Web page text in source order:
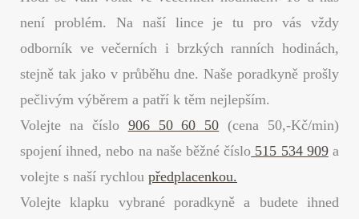
není problém. Na naší lince je tu pro vás vždy
odborník ve večerních i brzkých ranních hodinách,
stejně tak jako v průběhu dne. Naše poradkyně prošly
pečlivým výběrem a patří k těm nejlepším.
Volejte na číslo 906 50 60 50 (cena 50,-Kč/min)
spojení ihned, nebo na naše běžné číslo 515 534 909a
volejte s naší rychlou předplacenkou.
Volejte klapku vybrané poradkyně a budete ihned